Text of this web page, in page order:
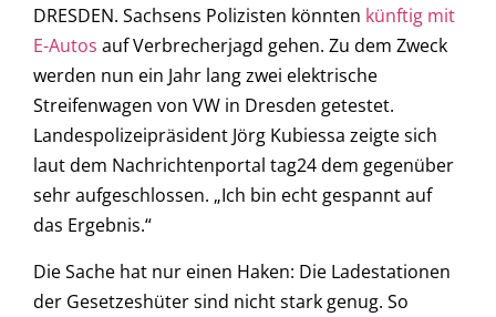
DRESDEN. Sachsens Polizisten könnten künftig mit
E-Autos auf Verbrecherjagd gehen. Zu dem Zweck
werden nun ein Jahr lang zwei elektrische
Streifenwagen von VW in Dresden getestet.
Landespolizeipräsident Jörg Kubiessa zeigte sich
laut dem Nachrichtenportal tag24 dem gegenüber
sehr aufgeschlossen. „Ich bin echt gespannt auf
das Ergebnis.“
Die Sache hat nur einen Haken: Die Ladestationen
der Gesetzeshüter sind nicht stark genug. So